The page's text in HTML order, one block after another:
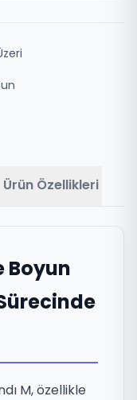
Ürün Özellikleri
Boyun
M, özellikle